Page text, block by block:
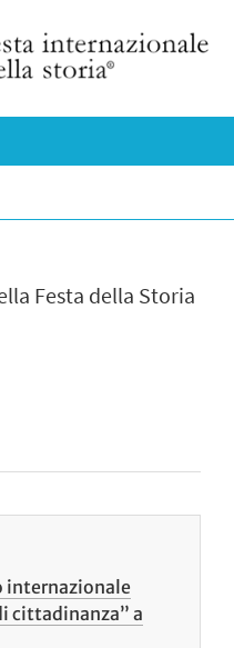
Festa della Storia
internazionale
cittadinanza” a